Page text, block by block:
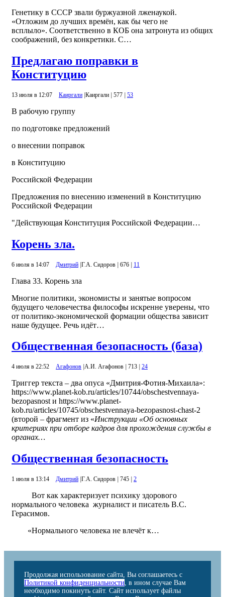
Генетику в СССР звали буржуазной лженаукой.
«Отложим до лучших времён, как бы чего не
всплыло». Соответственно в КОБ она затронута из общих
соображений, без конкретики. С…
Предлагаю поправки в
Конституцию
13 июля в 12:07 Каиргали |Каиргали | 577 | 53
В рабочую группу
по подготовке предложений
о внесении поправок
в Конституцию
Российской Федерации
Предложения по внесению изменений в Конституцию
Российской Федерации
"Действующая Конституция Российской Федерации…
Корень зла.
6 июля в 14:07 Дмитрий |Г.А. Сидоров | 676 | 11
Глава 33. Корень зла
Многие политики, экономисты и занятые вопросом
будущего человечества философы искренне уверены, что
от политико-экономической формации общества зависит
наше будущее. Речь идёт…
Общественная безопасность (база)
4 июля в 22:52 Агафонов А.И. Агафонов 713 24
Триггер текста – два опуса «Дмитрия-Фотия-Михаила»:
https://www.planet-kob.ru/articles/10744/obschestvennaya-
bezopasnost и https://www.planet-
kob.ru/articles/10745/obschestvennaya-bezopasnost-chast-2
(второй – фрагмент из «Инструкции «Об основных
критериях при отборе кадров для прохождения службы в
органах…
Общественная безопасность
1 июля в 13:14 Дмитрий Г.А. Сидоров 745 2
Вот как характеризует психику здорового
нормального человека журналист и писатель B.C.
Герасимов.
«Нормального человека не влечёт к…
Продолжая использование сайта, Вы соглашаетесь с
Политикой конфиденциальности, в ином случае Вам
необходимо покинуть сайт. Сайт использует файлы